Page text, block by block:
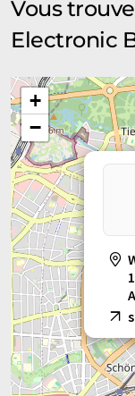
Vous
Electronic
+
−